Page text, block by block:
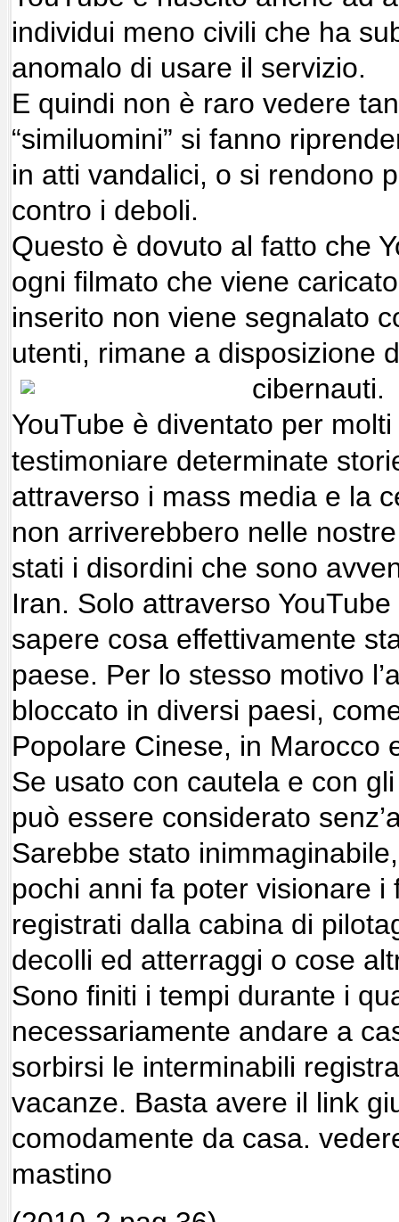
individui meno civili che ha
anomalo di usare il servizio.
E quindi non è raro vedere
“similuomini” si fanno
in atti vandalici, o si rendono
contro i deboli.
Questo è dovuto al fatto che
ogni filmato che viene
inserito non viene segnalato
utenti, rimane a disposizione
cibernauti.
YouTube è diventato per
testimoniare determinate
attraverso i mass media e la
non arriverebbero nelle
stati i disordini che sono
Iran. Solo attraverso
sapere cosa effettivamente
paese. Per lo stesso motivo
bloccato in diversi paesi,
Popolare Cinese, in Marocco
Se usato con cautela e con
può essere considerato
Sarebbe stato
pochi anni fa poter visionare i
registrati dalla cabina di
decolli ed atterraggi o cose
Sono finiti i tempi durante i
necessariamente andare a
sorbirsi le interminabili
vacanze. Basta avere il link
comodamente da casa.
mastino